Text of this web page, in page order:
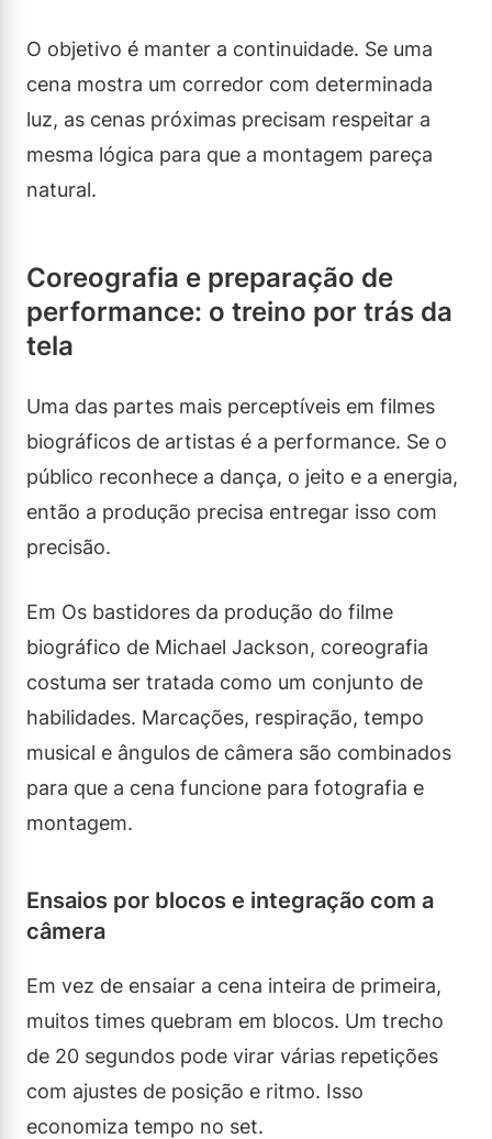
O objetivo é manter a continuidade. Se uma
cena mostra um corredor com determinada
luz, as cenas próximas precisam respeitar a
mesma lógica para que a montagem pareça
natural.
Coreografia e preparação de
performance: o treino por trás da
tela
Uma das partes mais perceptíveis em filmes
biográficos de artistas é a performance. Se o
público reconhece a dança, o jeito e a energia,
então a produção precisa entregar isso com
precisão.
Em Os bastidores da produção do filme
biográfico de Michael Jackson, coreografia
costuma ser tratada como um conjunto de
habilidades. Marcações, respiração, tempo
musical e ângulos de câmera são combinados
para que a cena funcione para fotografia e
montagem.
Ensaios por blocos e integração com a
câmera
Em vez de ensaiar a cena inteira de primeira,
muitos times quebram em blocos. Um trecho
de 20 segundos pode virar várias repetições
com ajustes de posição e ritmo. Isso
economiza tempo no set.